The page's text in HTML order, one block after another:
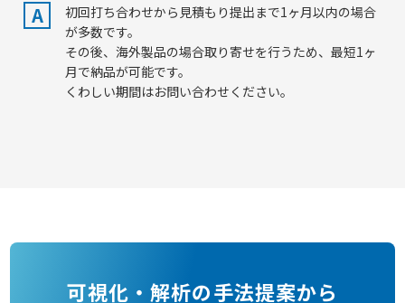
A
初回打ち合わせから見積もり提出まで1ヶ月以内の場合
が多数です。
その後、海外製品の場合取り寄せを行うため、最短1ヶ
月で納品が可能です。
くわしい期間はお問い合わせ ください。
可視化・解析の手法提案から